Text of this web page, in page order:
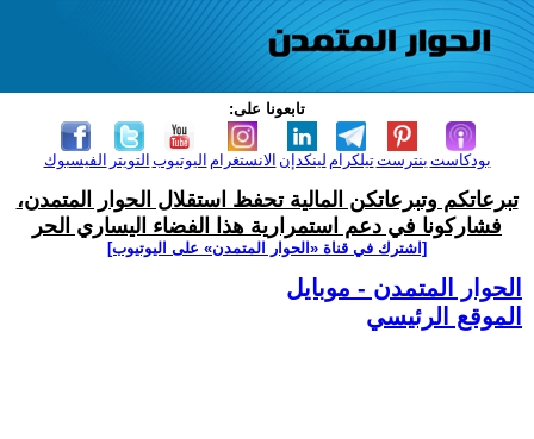
تابعونا على:
الفيسبوك التويتر اليوتيوب الانستغرام لينكدإن تيلكرامبنترست بودكاست
تبرعاتكم وتبرعاتكن المالية تحفظ استقلال الحوار المتمدن،
فشاركونا في دعم استمرارية هذا الفضاء اليساري الحر
[اشترك في قناة ‫«الحوار المتمدن» على اليوتيوب]
الحوار المتمدن - موبايل
الموقع الرئيسي